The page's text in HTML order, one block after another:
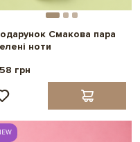
Смакова пара
ноти
грн